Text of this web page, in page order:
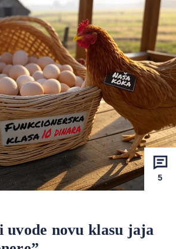
5
uvode novu klasu jaja